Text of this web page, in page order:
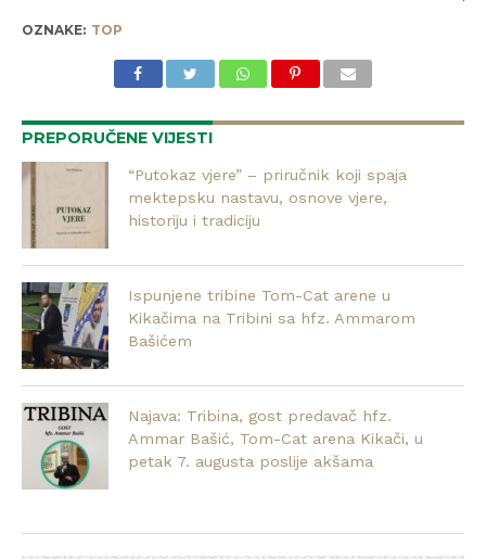
OZNAKE: TOP
PREPORUČENE VIJESTI
“Putokaz vjere” – priručnik koji spaja
mektepsku nastavu, osnove vjere,
historiju i tradiciju
Ispunjene tribine Tom-Cat arene u
Kikačima na Tribini sa hfz. Ammarom
Bašićem
Najava: Tribina, gost predavač hfz.
Ammar Bašić, Tom-Cat arena Kikači, u
petak 7. augusta poslije akšama